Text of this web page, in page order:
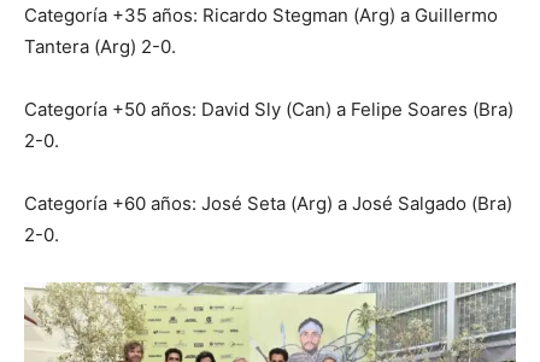
Categoría +35 años: Ricardo Stegman (Arg) a Guillermo
Tantera (Arg) 2-0.
Categoría +50 años: David Sly (Can) a Felipe Soares (Bra)
2-0.
Categoría +60 años: José Seta (Arg) a José Salgado (Bra)
2-0.